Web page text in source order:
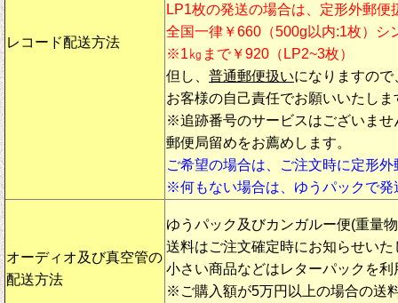
レコード配送方法
LP1枚の発送の場合は、定形外郵便
全国一律￥660（500g以内:1枚）シ
※1㎏まで￥920（LP2~3枚）
但し、 普通郵便扱いになりますの
お客様の自己責任でお願いいたしま
※追跡番号のサービスはございませ
郵便局留めをお薦めします。
ご希望の場合は、ご注文時に定形
※何もない場合は、ゆうパックで発
オーディオ及び真空管の
配送方法
ゆうパック及びカンガルー便(重量
送料はご注文確定時にお知らせいた
小さい商品などはレターパックを利
※ご購入額が5万円以上の場合の送